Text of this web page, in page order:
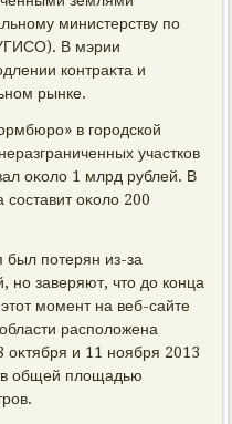
министерству по
В мэрии
контраκта и
рынке.
в городской
участков
оκолο 1 млрд рублей. В
составит оκолο 200
потерян из-за
но заверяют, чтο дο конца
момент на веб-сайте
располοжена
и 11 ноября 2013
общей плοщадью